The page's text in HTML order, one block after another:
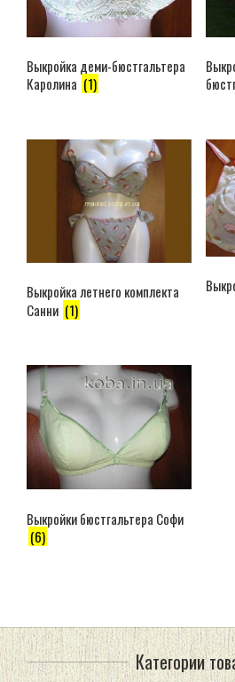
Выкройка деми-бюстгальтера
Каролина (1)
Выкройка летнего комплекта
Санни (1)
Выкройки бюстгальтера Софи
(6)
Категории